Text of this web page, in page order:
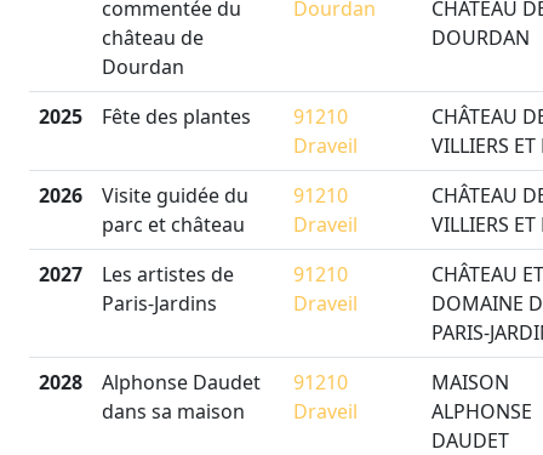
commentée du
château de
Dourdan
Dourdan
CHÂTEAU
DOURDAN
2025 Fête des plantes
91210
Draveil
CHÂTEAU
VILLIERS ET
2026
Visite guidée du
parc et château
91210
Draveil
CHÂTEAU
VILLIERS ET
2027
Les artistes de
Paris-Jardins
91210
Draveil
CHÂTEAU ET
DOMAINE
PARIS-
2028
Alphonse Daudet
dans sa maison
91210
Draveil
MAISON
ALPHONSE
DAUDET